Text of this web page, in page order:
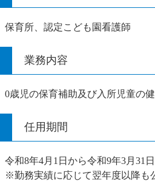
保育所、認定こども園看護師
業務内容
0歳児の保育補助及び入所児童の
任用期間
令和8年4月1日から令和9年3月31
※勤務実績に応じて翌年度以降も